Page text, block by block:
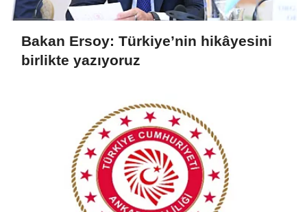
Bakan Ersoy: Türkiye’nin hikâyesini
birlikte yazıyoruz